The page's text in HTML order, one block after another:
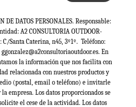
DE DATOS PERSONALES. Responsable:
A2 CONSULTORIA OUTDOOR-
Santa Caterina, n45, 3º1º. Teléfono:
En
la información que nos facilita con
relacionada con nuestros productos y
(postal, email o teléfono) e invitarle
empresa. Los datos proporcionados se
el cese de la actividad. Los datos